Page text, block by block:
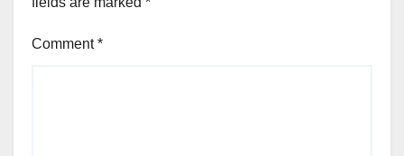
Comment*